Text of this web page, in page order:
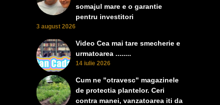
somajul mare e o garantie
pentru investitori
3 august 2026
Video Cea mai tare smecherie e
urmatoarea ........
14 iulie 2026
Cum ne "otravesc" magazinele
de protectia plantelor. Ceri
contra manei, vanzatoarea iti da